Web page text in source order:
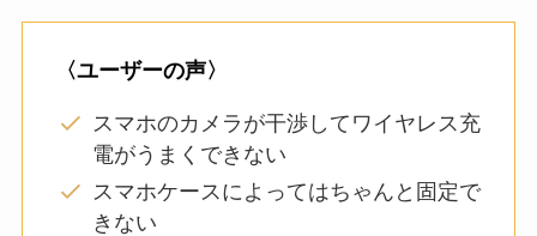
〈ユーザーの声〉
スマホのカメラが干渉してワイヤレス充
電がうまくできない
スマホケースによってはちゃんと固定で
きない